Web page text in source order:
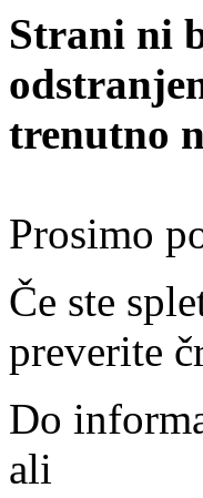
Strani ni
trenutno
Prosimo
Če ste
preverite
Do
ali